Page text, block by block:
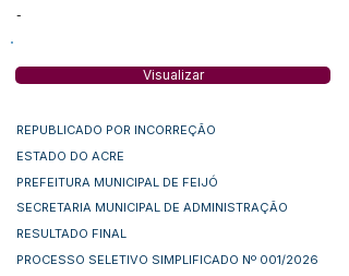
-
Visualizar
REPUBLICADO POR INCORREÇÃO
ESTADO DO ACRE
PREFEITURA MUNICIPAL DE FEIJÓ
SECRETARIA MUNICIPAL DE ADMINISTRAÇÃO
RESULTADO FINAL
PROCESSO SELETIVO SIMPLIFICADO Nº 001/2026